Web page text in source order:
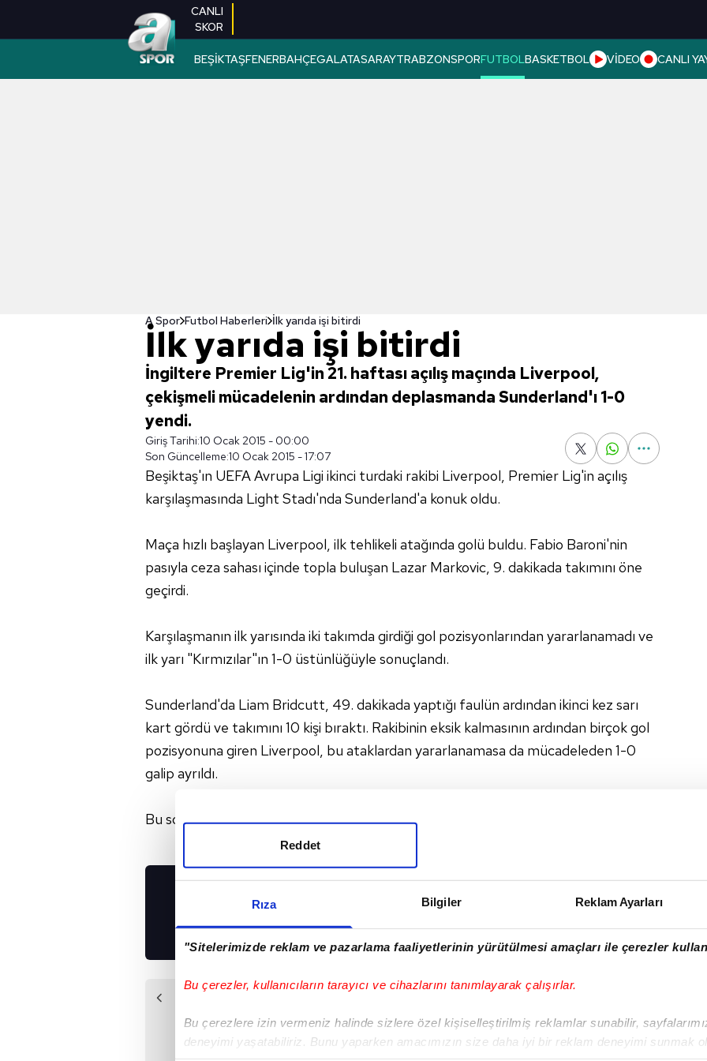
Rıza Bilgiler Reklam Ayarları
"Sitelerimizde reklam ve pazarlama faaliyetlerinin yürütülmesi amaçları ile çerezler
Bu çerezler, kullanıcıların tarayıcı ve cihazlarını tanımlayarak çalışırlar.
Bu çerezlere izin vermeniz halinde sizlere özel kişiselleştirilmiş reklamlar sunabilir,
deneyimi yaşatabiliriz. Bunu yaparken amacımızın size daha iyi bir reklam deneyimi sunmak
Reddet
CANLI
SKOR
BEŞİKTAŞFENERBAHÇEGALATASARAYTRABZONSPORFUTBOLBASKETBOL VİDEO CANLI
A Spor Futbol Haberleri İlk yarıda işi bitirdi
İlk yarıda işi bitirdi
İngiltere Premier Lig'in 21. haftası açılış maçında Liverpool,
çekişmeli mücadelenin ardından deplasmanda Sunderland'ı 1-0
yendi.
Giriş Tarihi:10 Ocak 2015 - 00:00
Son Güncelleme:10 Ocak 2015 - 17:07
Beşiktaş'ın UEFA Avrupa Ligi ikinci turdaki rakibi Liverpool, Premier Lig'in açılış
karşılaşmasında Light Stadı'nda Sunderland'a konuk oldu.
Maça hızlı başlayan Liverpool, ilk tehlikeli atağında golü buldu. Fabio Baroni'nin
pasıyla ceza sahası içinde topla buluşan Lazar Markovic, 9. dakikada takımını öne
geçirdi.
Karşılaşmanın ilk yarısında iki takımda girdiği gol pozisyonlarından yararlanamadı ve
ilk yarı "Kırmızılar"ın 1-0 üstünlüğüyle sonuçlandı.
Sunderland'da Liam Bridcutt, 49. dakikada yaptığı faulün ardından ikinci kez sarı
kart gördü ve takımını 10 kişi bıraktı. Rakibinin eksik kalmasının ardından birçok gol
pozisyonuna giren Liverpool, bu ataklardan yararlanamasa da mücadeleden 1-0
galip ayrıldı.
Bu sonuçla Liverpool, puanını 32'ye çıkartarak ligde 8. sıradaki yerini korudu.
UYGULAMALARIMIZI
Önceki Haber
Serdar Kulbilge
Kayserispor'da
Sonraki Haber
Erciyes'te Özdilek
dönemi